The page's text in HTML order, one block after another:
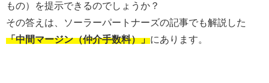
もの）を提示できるのでしょうか？
その答えは、ソーラーパートナーズの記事でも解説した
「中間マージン（仲介手数料）」にあります。